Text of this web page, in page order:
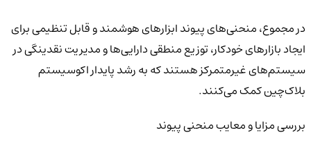
در مجموع، منحنی‌های پیوند ابزارهای هوشمند و قابل تنظیمی برای
ایجاد بازارهای خودکار، توزیع منطقی دارایی‌ها و مدیریت نقدینگی در
سیستم‌های غیرمتمرکز هستند که به رشد پایدار اکوسیستم
بلاک‌چین کمک می‌کنند.
بررسی مزایا و معایب منحنی پیوند